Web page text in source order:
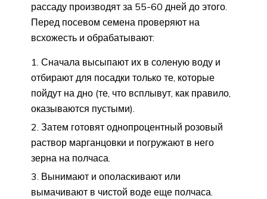
рассаду производят за 55-60 дней до этого.
Перед посевом семена проверяют на
всхожесть и обрабатывают:
Сначала высыпают их в соленую воду и
отбирают для посадки только те, которые
пойдут на дно (те, что всплывут, как правило,
оказываются пустыми).
Затем готовят однопроцентный розовый
раствор марганцовки и погружают в него
зерна на полчаса.
Вынимают и ополаскивают или
вымачивают в чистой воде еще полчаса.